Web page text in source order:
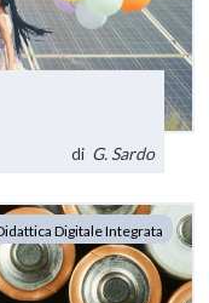
di G. Sardo
Digitale Integrata